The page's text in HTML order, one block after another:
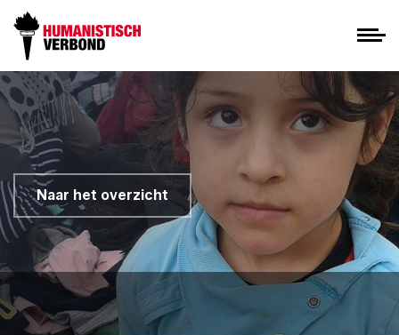
Naar het overzicht